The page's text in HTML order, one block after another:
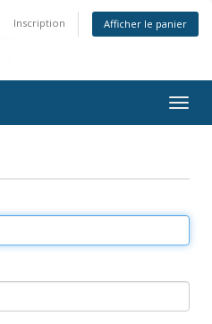
Inscription Afficher le panier
la